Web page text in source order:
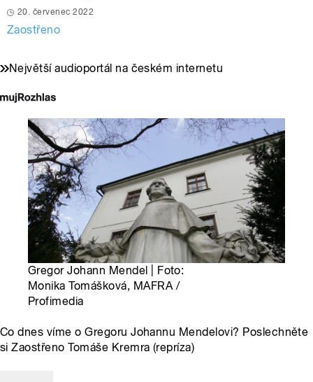
20. červenec 2022
Zaostřeno
Největší audioportál na českém internetu
Gregor Johann Mendel | Foto:
Monika Tomášková, MAFRA /
Profimedia
Co dnes víme o Gregoru Johannu Mendelovi? Poslechněte
si Zaostřeno Tomáše Kremra (repríza)